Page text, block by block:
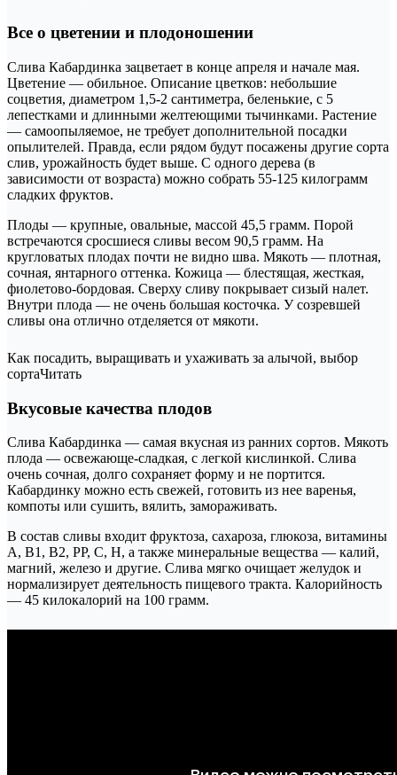
Все о цветении и плодоношении
Слива Кабардинка зацветает в конце апреля и начале мая.
Цветение — обильное. Описание цветков: небольшие
соцветия, диаметром 1,5-2 сантиметра, беленькие, с 5
лепестками и длинными желтеющими тычинками. Растение
— самоопыляемое, не требует дополнительной посадки
опылителей. Правда, если рядом будут посажены другие сорта
слив, урожайность будет выше. С одного дерева (в
зависимости от возраста) можно собрать 55-125 килограмм
сладких фруктов.
Плоды — крупные, овальные, массой 45,5 грамм. Порой
встречаются сросшиеся сливы весом 90,5 грамм. На
кругловатых плодах почти не видно шва. Мякоть — плотная,
сочная, янтарного оттенка. Кожица — блестящая, жесткая,
фиолетово-бордовая. Сверху сливу покрывает сизый налет.
Внутри плода — не очень большая косточка. У созревшей
сливы она отлично отделяется от мякоти.
Как посадить, выращивать и ухаживать за алычой, выбор
сортаЧитать
Вкусовые качества плодов
Слива Кабардинка — самая вкусная из ранних сортов. Мякоть
плода — освежающе-сладкая, с легкой кислинкой. Слива
очень сочная, долго сохраняет форму и не портится.
Кабардинку можно есть свежей, готовить из нее варенья,
компоты или сушить, вялить, замораживать.
В состав сливы входит фруктоза, сахароза, глюкоза, витамины
А, В1, В2, РР, С, Н, а также минеральные вещества — калий,
магний, железо и другие. Слива мягко очищает желудок и
нормализирует деятельность пищевого тракта. Калорийность
— 45 килокалорий на 100 грамм.